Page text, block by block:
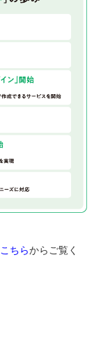
こちらからご覧く